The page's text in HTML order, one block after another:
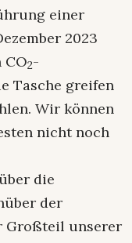
einer
2023
CO2-
Tasche greifen
Wir können
nicht noch
die
der
Großteil unserer